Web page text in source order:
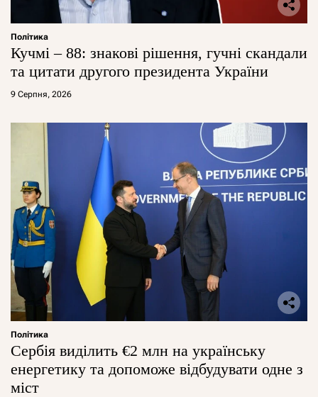
Політика
Кучмі – 88: знакові рішення, гучні скандали
та цитати другого президента України
9 Серпня, 2026
Політика
Сербія виділить €2 млн на українську
енергетику та допоможе відбудувати одне з
міст